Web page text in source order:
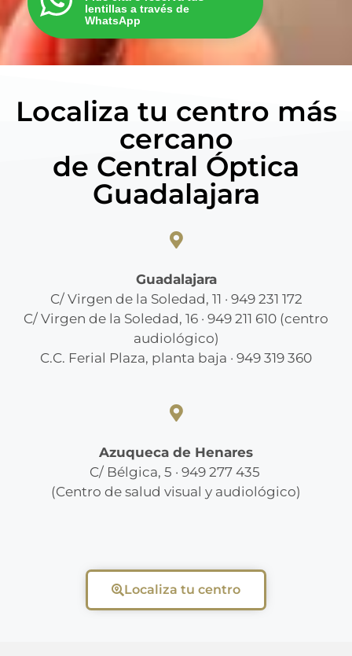
lentillas a través de
WhatsApp
Localiza tu centro más
cercano
de Central Óptica
Guadalajara
Guadalajara
C/ Virgen de la Soledad, 11 · 949 231 172
C/ Virgen de la Soledad, 16 · 949 211 610 (centro
audiológico)
C.C. Ferial Plaza, planta baja · 949 319 360
Azuqueca de Henares
C/ Bélgica, 5 · 949 277 435
(Centro de salud visual y audiológico)
Localiza tu centro